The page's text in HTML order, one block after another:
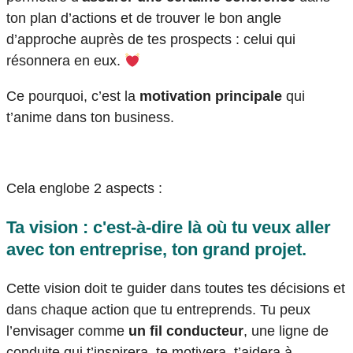
ton plan d’actions et de trouver le bon angle
d’approche auprès de tes prospects : celui qui
résonnera en eux.
Ce pourquoi, c’est la motivation principale qui
t’anime dans ton business.
Cela englobe 2 aspects :
Ta vision : c'est-à-dire là où tu veux aller
avec ton entreprise, ton grand projet.
Cette vision doit te guider dans toutes tes décisions et
dans chaque action que tu entreprends. Tu peux
l’envisager comme un fil conducteur, une ligne de